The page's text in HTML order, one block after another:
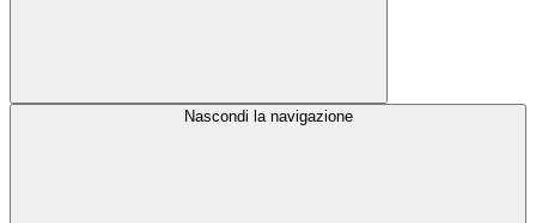
Nascondi la navigazione